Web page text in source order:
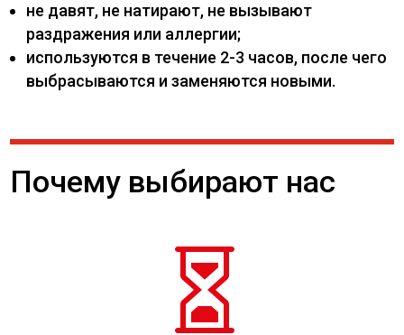
не давят, не натирают, не вызывают
раздражения или аллергии;
используются в течение 2-3 часов, после чего
выбрасываются и заменяются новыми.
Почему выбирают нас
